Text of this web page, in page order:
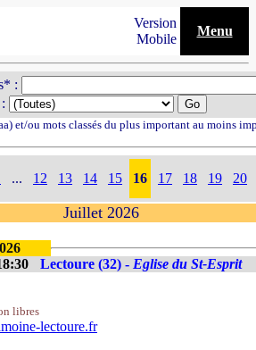
Version
Mobile
Menu
:
et/ou mots classés du plus important au moins
... 12 13 14 15 16 17 18 19 20
Juillet 2026
Lectoure (32) - Eglise du St-Esprit
libres
lectoure.fr